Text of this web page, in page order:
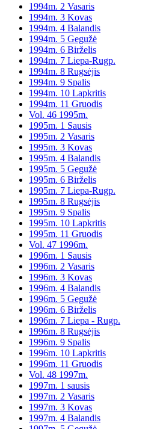
1994m. 2 Vasaris
1994m. 3 Kovas
1994m. 4 Balandis
1994m. 5 Gegužė
1994m. 6 Birželis
1994m. 7 Liepa-Rugp.
1994m. 8 Rugsėjis
1994m. 9 Spalis
1994m. 10 Lapkritis
1994m. 11 Gruodis
Vol. 46 1995m.
1995m. 1 Sausis
1995m. 2 Vasaris
1995m. 3 Kovas
1995m. 4 Balandis
1995m. 5 Gegužė
1995m. 6 Birželis
1995m. 7 Liepa-Rugp.
1995m. 8 Rugsėjis
1995m. 9 Spalis
1995m. 10 Lapkritis
1995m. 11 Gruodis
Vol. 47 1996m.
1996m. 1 Sausis
1996m. 2 Vasaris
1996m. 3 Kovas
1996m. 4 Balandis
1996m. 5 Gegužė
1996m. 6 Birželis
1996m. 7 Liepa - Rugp.
1996m. 8 Rugsėjis
1996m. 9 Spalis
1996m. 10 Lapkritis
1996m. 11 Gruodis
Vol. 48 1997m.
1997m. 1 sausis
1997m. 2 Vasaris
1997m. 3 Kovas
1997m. 4 Balandis